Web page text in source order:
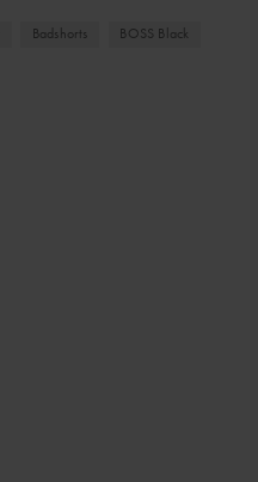
Badshorts BOSS Black